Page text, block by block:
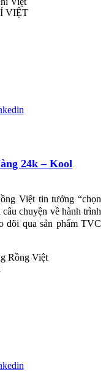
VIỆT
24k – Kool
Việt tin tưởng “chọn
chuyện về hành trình
dõi qua sản phẩm TVC
Rồng Việt